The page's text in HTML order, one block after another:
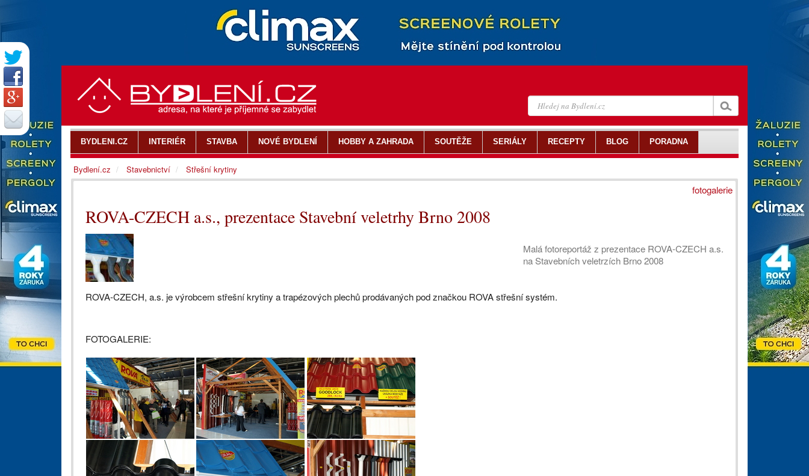
fotogalerie
ROVA-CZECH a.s., prezentace Stavební veletrhy Brno 2008
Malá fotoreportáž z prezentace ROVA-CZECH a.s.
na Stavebních veletrzích Brno 2008
ROVA-CZECH, a.s. je výrobcem střešní krytiny a trapézových plechů prodávaných pod značkou ROVA střešní systém.
FOTOGALERIE:
BYDLENI.CZ INTERIÉR STAVBA NOVÉ BYDLENÍ HOBBY A ZAHRADA SOUTĚŽE SERIÁLY RECEPTY BLOG PORADNA
Bydlení.cz Stavebnictví Střešní krytiny